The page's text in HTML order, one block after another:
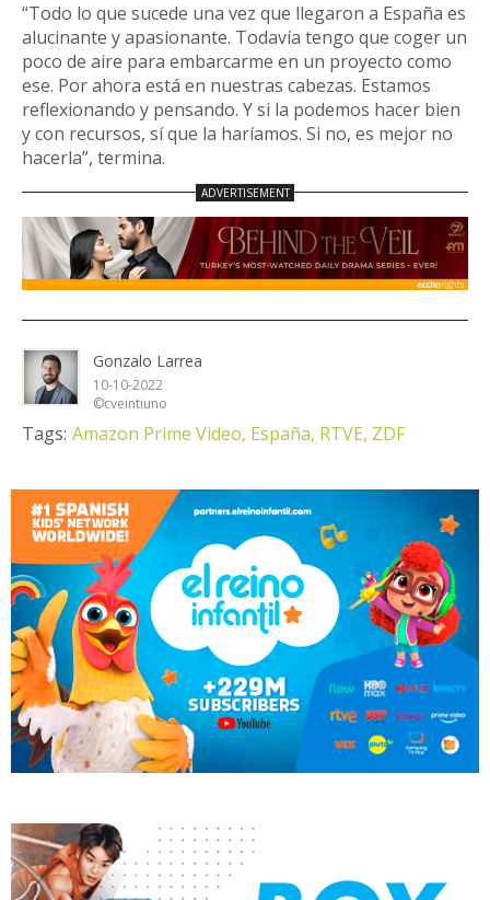
“Todo lo que sucede una vez que llegaron a España es
alucinante y apasionante. Todavía tengo que coger un
poco de aire para embarcarme en un proyecto como
ese. Por ahora está en nuestras cabezas. Estamos
reflexionando y pensando. Y si la podemos hacer bien
y con recursos, sí que la haríamos. Si no, es mejor no
hacerla”, termina.
Gonzalo Larrea
10-10-2022
©cveintiuno
Tags: Amazon Prime Video, España, RTVE, ZDF